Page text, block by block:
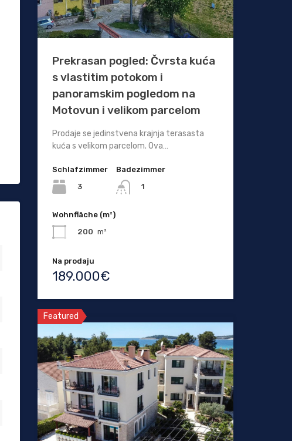
Prekrasan pogled: Čvrsta kuća
s vlastitim potokom i
panoramskim pogledom na
Motovun i velikom parcelom
Prodaje se jedinstvena krajnja terasasta
kuća s velikom parcelom. Ova…
Schlafzimmer
3
Badezimmer
1
Wohnfläche (m²)
200 m²
Na prodaju
189.000€
Featured